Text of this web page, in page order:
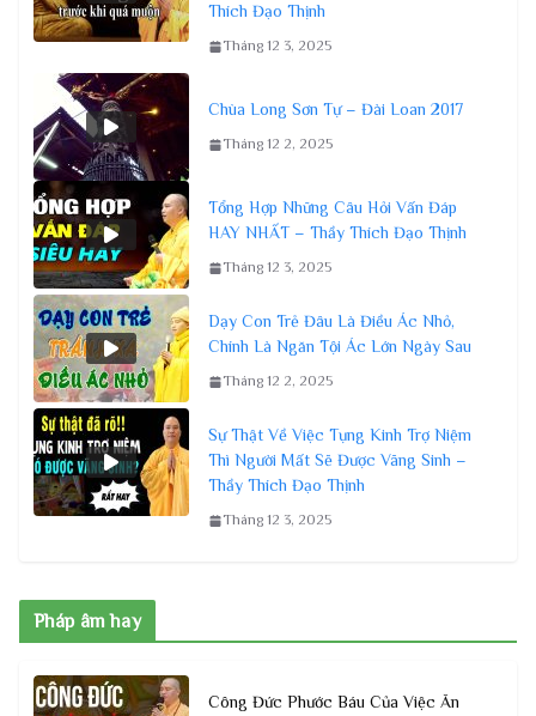
Thích Đạo Thịnh
Tháng 12 3, 2025
Chùa Long Sơn Tự – Đài Loan 2017
Tháng 12 2, 2025
Tổng Hợp Những Câu Hỏi Vấn Đáp
HAY NHẤT – Thầy Thích Đạo Thịnh
Tháng 12 3, 2025
Dạy Con Trẻ Đâu Là Điều Ác Nhỏ,
Chính Là Ngăn Tội Ác Lớn Ngày Sau
Tháng 12 2, 2025
Sự Thật Về Việc Tụng Kinh Trợ Niệm
Thì Người Mất Sẽ Được Vãng Sinh –
Thầy Thích Đạo Thịnh
Tháng 12 3, 2025
Pháp âm hay
Công Đức Phước Báu Của Việc Ăn